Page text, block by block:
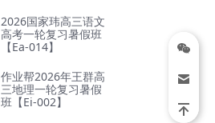
2026国家玮高三语文
高考一轮复习暑假班
【Ea-014】
作业帮2026年王群高
三地理一轮复习暑假
班【Ei-002】